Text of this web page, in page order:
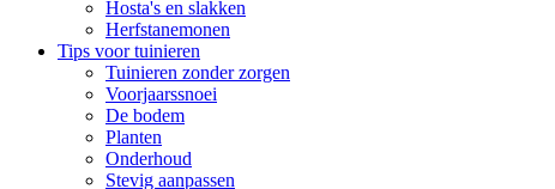
Hosta's en slakken
Herfstanemonen
Tips voor tuinieren
Tuinieren zonder zorgen
Voorjaarssnoei
De bodem
Planten
Onderhoud
Stevig aanpassen